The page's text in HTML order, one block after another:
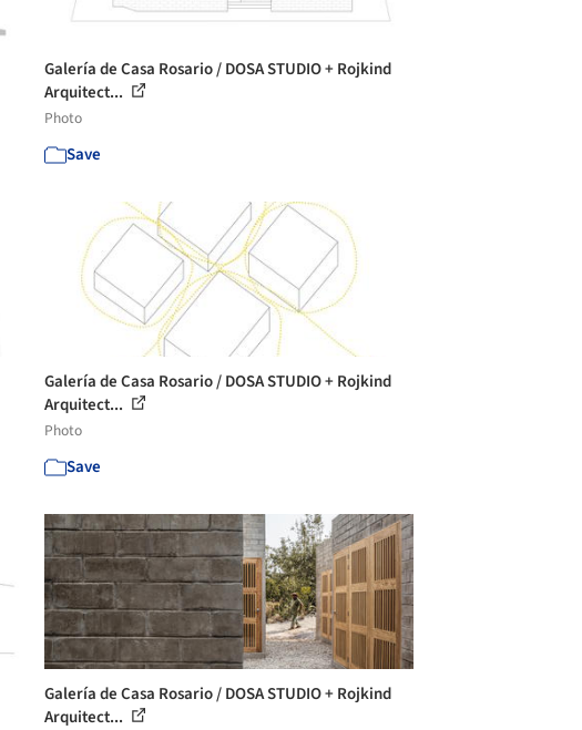
Galería de Casa Rosario / DOSA STUDIO + Rojkind
Arquitect...
Photo
Save
Galería de Casa Rosario / DOSA STUDIO + Rojkind
Arquitect...
Photo
Save
Galería de Casa Rosario / DOSA STUDIO + Rojkind
Arquitect...